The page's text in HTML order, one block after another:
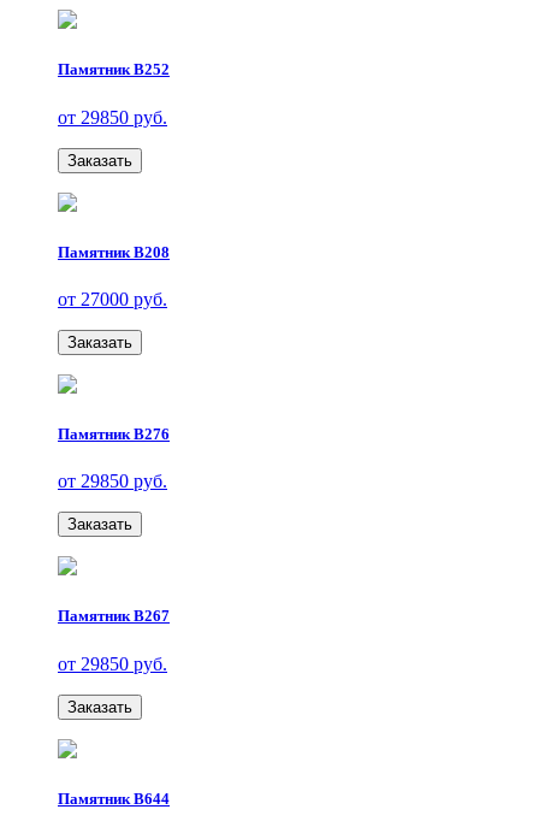
Памятник В252
от 29850 руб.
Заказать
Памятник В208
от 27000 руб.
Заказать
Памятник В276
от 29850 руб.
Заказать
Памятник В267
от 29850 руб.
Заказать
Памятник В644